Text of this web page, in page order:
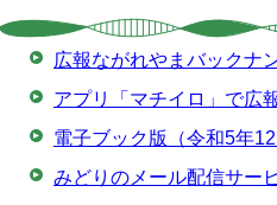
広報ながれやまバックナ
アプリ「マチイロ」で広
電子ブック版（令和5年12
みどりのメール配信サー